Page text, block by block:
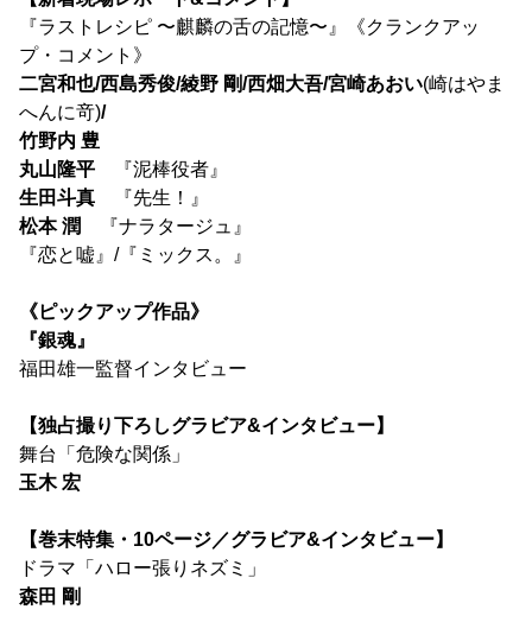
『ラストレシピ 〜麒麟の舌の記憶〜』《クランクアッ
プ・コメント》
二宮和也/西島秀俊/綾野 剛/西畑大吾/宮崎あおい(崎はやま
へんに竒)/
竹野内 豊
丸山隆平 『泥棒役者』
生田斗真 『先生！』
松本 潤 『ナラタージュ』
『恋と嘘』/『ミックス。』
《ピックアップ作品》
『銀魂』
福田雄一監督インタビュー
【独占撮り下ろしグラビア&インタビュー】
舞台「危険な関係」
玉木 宏
【巻末特集・10ページ／グラビア&インタビュー】
ドラマ「ハロー張りネズミ」
森田 剛